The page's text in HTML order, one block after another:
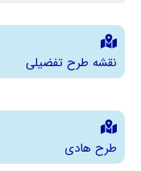
نقشه طرح تفضیلی
طرح هادی